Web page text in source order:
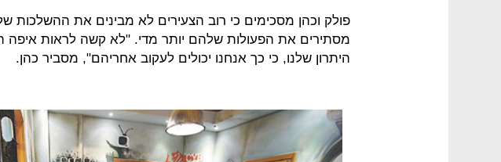
פולק וכהן מסכימים כי רוב הצעירים לא מבינים את ההשלכות
מסתירים את הפעולות שלהם יותר מדי. "לא קשה לראות איפה
היתרון שלנו, כי כך אנחנו יכולים לעקוב אחריהם", מסביר כהן.